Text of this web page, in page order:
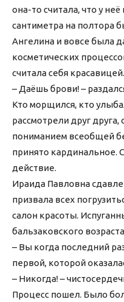
она-то считала, что у
сантиметра на полтора
Ангелина и вовсе была
косметических
считала себя красавицей.
– Даёшь брови! –
Кто морщился, кто
рассмотрели друг друга,
пониманием всеобщей
принято кардинальное.
действие.
Ираида Павловна
призвала всех
салон красоты.
бальзаковского
– Вы когда последний
первой, которой
– Никогда! –
Процесс пошел. Было